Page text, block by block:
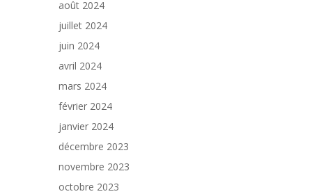
août 2024
juillet 2024
juin 2024
avril 2024
mars 2024
février 2024
janvier 2024
décembre 2023
novembre 2023
octobre 2023